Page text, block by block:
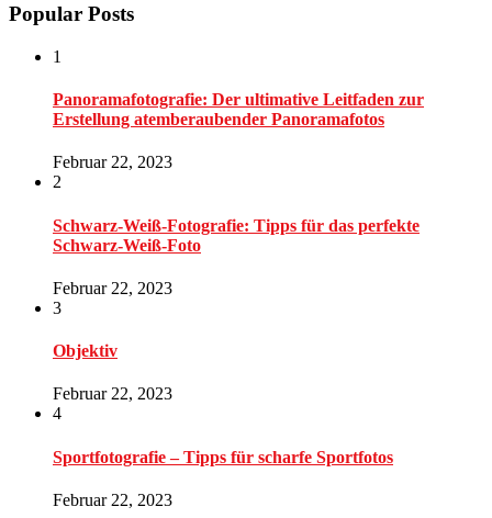
Popular Posts
1
Panoramafotografie: Der ultimative Leitfaden zur
Erstellung atemberaubender Panoramafotos
Februar 22, 2023
2
Schwarz-Weiß-Fotografie: Tipps für das perfekte
Schwarz-Weiß-Foto
Februar 22, 2023
3
Objektiv
Februar 22, 2023
4
Sportfotografie – Tipps für scharfe Sportfotos
Februar 22, 2023